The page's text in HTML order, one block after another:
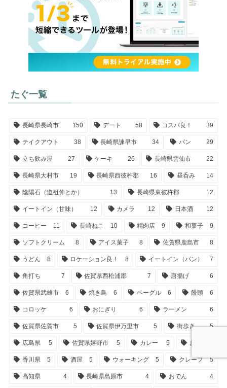
たぐ一覧
長崎県長崎市 150 デート 58 コスパ良！ 39
テイクアウト 38 長崎県諫早市 34 パン 29
立ち飲み屋 27 ケーキ 26 長崎県雲仙市 22
長崎県大村市 19 長崎県西彼杵郡 16 昼呑み 14
陰陽石（道祖伸とか） 13 長崎県東彼杵郡 12
イートイン（甘味） 12 カメラ 12 日本酒 12
コーヒー 11 長崎ねこ 10 精肉店 9 和菓子 9
ソフトクリーム 8 アイス菓子 8 佐賀県鹿島市 8
うどん 8 ロケーション良！ 8 イートイン（パン） 7
角打ち 7 佐賀県西松浦郡 7 唐揚げ 6
佐賀県武雄市 6 焼き鳥 6 ベーグル 6 饅頭 6
コロッケ 6 おにぎり 6 ラーメン 6
佐賀県佐賀市 5 佐賀県伊万里市 5 街歩き 5
広島県 5 佐賀県嬉野市 5 カレー 5 お酒
香川県 5 酒屋 5 ウォーキング 5 クレープ 5
高知県 4 長崎県島原市 4 おでん 4